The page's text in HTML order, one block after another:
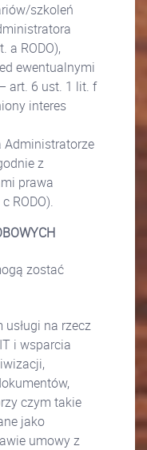
szkoleń
a RODO),
ewentualnymi
art. 6 ust. 1 lit. f
interes
Administratorze
z
prawa
RODO).
zostać
na rzecz
i wsparcia
czym takie
jako
umowy z